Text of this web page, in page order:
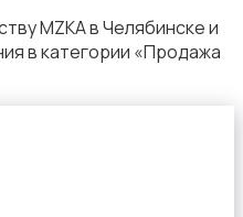
MZKA в Челябинске и
в категории «Продажа